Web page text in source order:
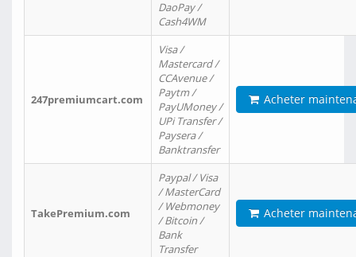
DaoPay /
Cash4WM
247premiumcart.com
Visa /
Mastercard /
CCAvenue /
Paytm /
PayUMoney /
UPi Transfer /
Paysera /
Banktransfer
Acheter
TakePremium.com
Paypal / Visa
/ MasterCard
/ Webmoney
/ Bitcoin /
Bank
Transfer
Acheter